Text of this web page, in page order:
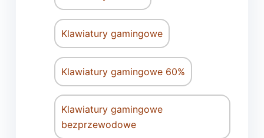
Klawiatury gamingowe
Klawiatury gamingowe 60%
Klawiatury gamingowe
bezprzewodowe